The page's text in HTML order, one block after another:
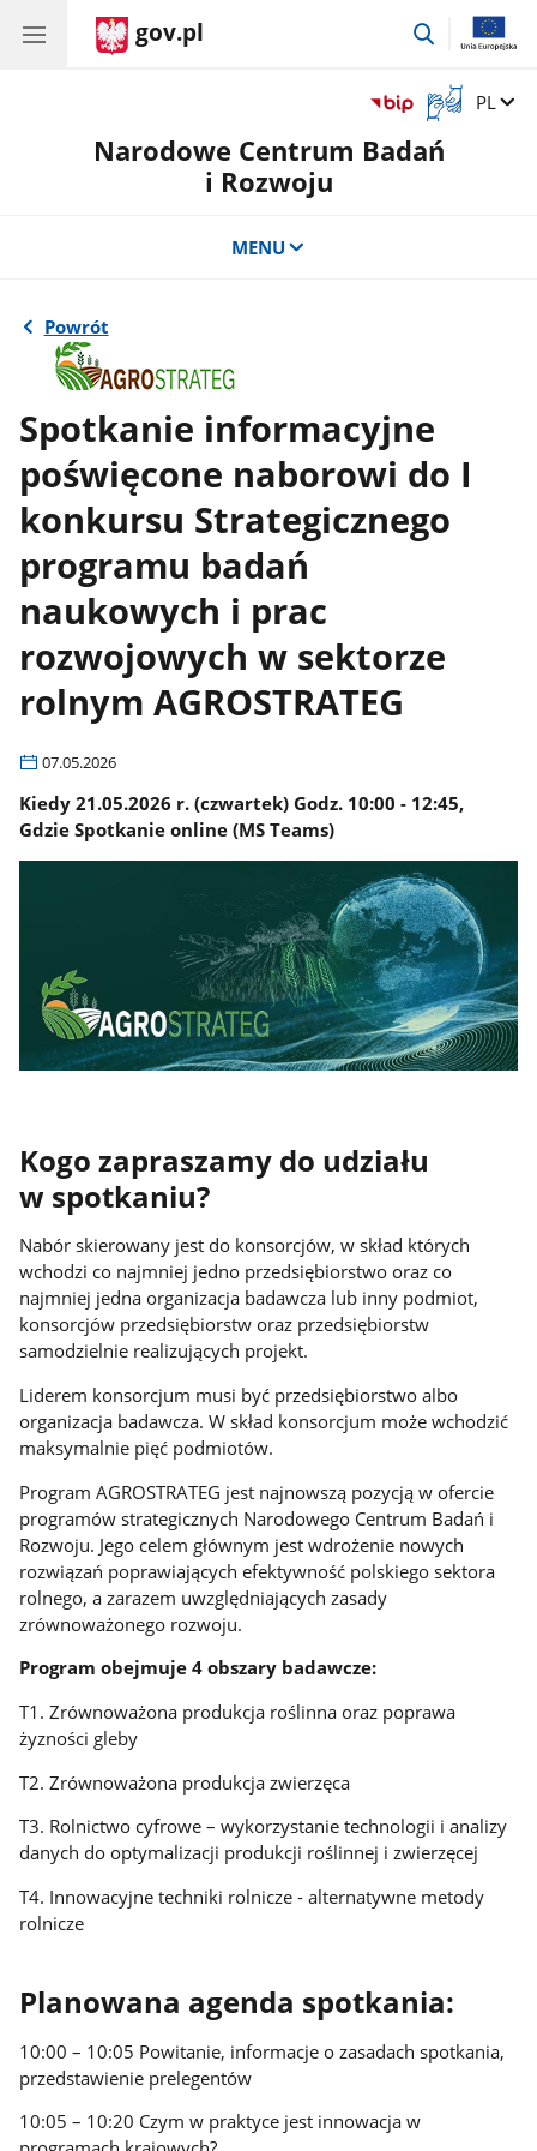
gov.pl
przejdź
Otwórz
okno
z
Zmień
PL
Narodowe Centrum Badań
i Rozwoju
MENU
Powrót
Spotkanie informacyjne
poświęcone naborowi do I
konkursu Strategicznego
programu badań
naukowych i prac
rozwojowych w sektorze
rolnym AGROSTRATEG
07.05.2026
Kiedy 21.05.2026 r. (czwartek) Godz. 10:00 - 12:45,
Gdzie Spotkanie online (MS Teams)
Kogo zapraszamy do udziału
w spotkaniu?
Nabór skierowany jest do konsorcjów, w skład których
wchodzi co najmniej jedno przedsiębiorstwo oraz co
najmniej jedna organizacja badawcza lub inny podmiot,
konsorcjów przedsiębiorstw oraz przedsiębiorstw
samodzielnie realizujących projekt.
Liderem konsorcjum musi być przedsiębiorstwo albo
organizacja badawcza. W skład konsorcjum może wchodzić
maksymalnie pięć podmiotów.
Program AGROSTRATEG jest najnowszą pozycją w ofercie
programów strategicznych Narodowego Centrum Badań i
Rozwoju. Jego celem głównym jest wdrożenie nowych
rozwiązań poprawiających efektywność polskiego sektora
rolnego, a zarazem uwzględniających zasady
zrównoważonego rozwoju.
Program obejmuje 4 obszary badawcze:
T1. Zrównoważona produkcja roślinna oraz poprawa
żyzności gleby
T2. Zrównoważona produkcja zwierzęca
T3. Rolnictwo cyfrowe – wykorzystanie technologii i analizy
danych do optymalizacji produkcji roślinnej i zwierzęcej
T4. Innowacyjne techniki rolnicze - alternatywne metody
rolnicze
Planowana agenda spotkania:
10:00 – 10:05 Powitanie, informacje o zasadach spotkania,
przedstawienie prelegentów
10:05 – 10:20 Czym w praktyce jest innowacja w